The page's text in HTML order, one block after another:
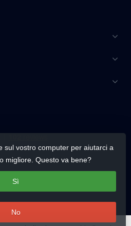
sul vostro computer per aiutarci a
migliore. Questo va bene?
Sì
No